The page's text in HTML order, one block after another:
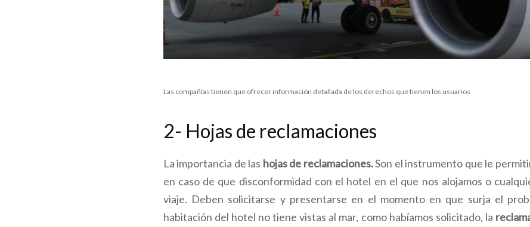
Las compañías tienen que ofrecer información detallada de los derechos que tienen los usuarios
2- Hojas de reclamaciones
La importancia de las hojas de reclamaciones.Son el instrumento que le
en caso de que disconformidad con el hotel en el que nos alojamos o
viaje. Deben solicitarse y presentarse en el momento en que surja el
habitación del hotel no tiene vistas al mar, como habíamos solicitado, la